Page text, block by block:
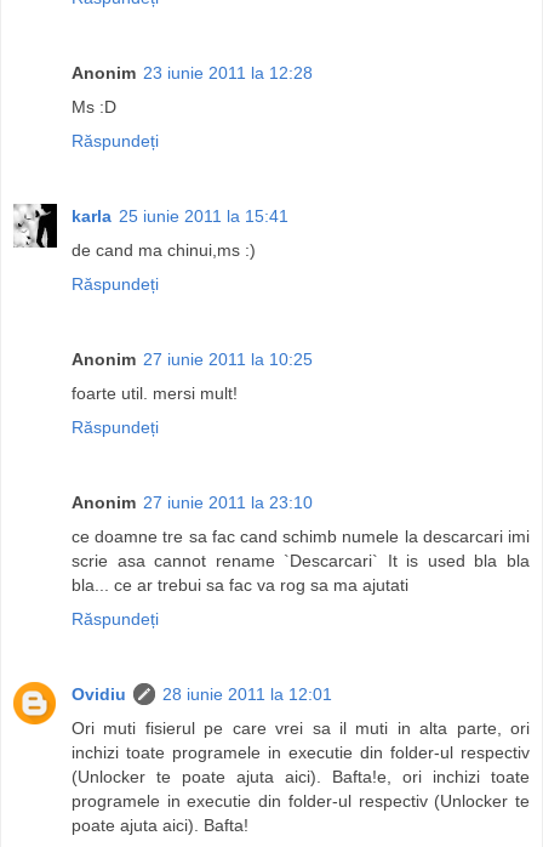
Anonim 23 iunie 2011 la 12:28
Ms :D
Răspundeți
karla 25 iunie 2011 la 15:41
de cand ma chinui,ms :)
Răspundeți
Anonim 27 iunie 2011 la 10:25
foarte util. mersi mult!
Răspundeți
Anonim 27 iunie 2011 la 23:10
ce doamne tre sa fac cand schimb numele la descarcari imi
scrie asa cannot rename `Descarcari` It is used bla bla
bla... ce ar trebui sa fac va rog sa ma ajutati
Răspundeți
Ovidiu
28 iunie 2011 la 12:01
Ori muti fisierul pe care vrei sa il muti in alta parte, ori
inchizi toate programele in executie din folder-ul respectiv
(Unlocker te poate ajuta aici). Bafta!e, ori inchizi toate
programele in executie din folder-ul respectiv (Unlocker te
poate ajuta aici). Bafta!